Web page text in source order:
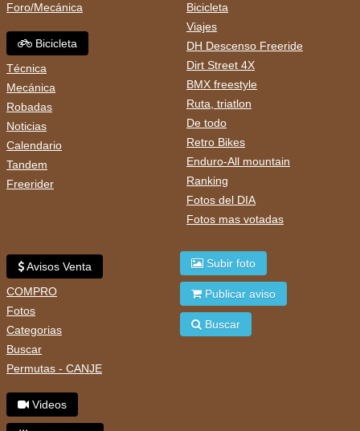
Foro/Mecánica
Bicicleta
Técnica
Mecánica
Robadas
Noticias
Calendario
Tandem
Freerider
Bicicleta
Viajes
DH Descenso Freeride
Dirt Street 4X
BMX freestyle
Ruta, triatlon
De todo
Retro Bikes
Enduro-All mountain
Ranking
Fotos del DIA
Fotos mas votadas
Avisos Venta
COMPRO
Fotos
Categorias
Buscar
Permutas - CANJE
Videos
Subir foto
Publicar aviso
Buscar